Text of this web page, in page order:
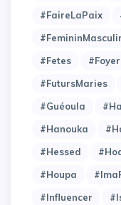
#FaireLaPaix
#Fetes
#Foyer
#FutursMaries
#Guéoula
#Hanouka
#Hessed
#Houpa
#Influencer